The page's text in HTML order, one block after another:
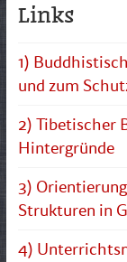
Links
1)
und zum
2) Tibetischer
Hintergründe
3)
Strukturen in
4)